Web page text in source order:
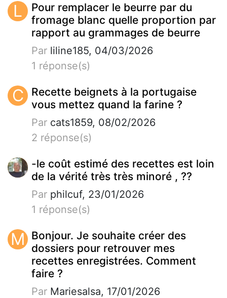
L
Pour remplacer le beurre par du
fromage blanc quelle proportion par
rapport au grammages de beurre
Par liline185, 04/03/2026
1 réponse(s)
C
Recette beignets à la portugaise
vous mettez quand la farine ?
Par cats1859, 08/02/2026
2 réponse(s)
-le coût estimé des recettes est loin
de la vérité très très minoré , ??
Par philcuf, 23/01/2026
1 réponse(s)
M Bonjour. Je souhaite créer des
dossiers pour retrouver mes
recettes enregistrées. Comment
faire ?
Par Mariesalsa, 17/01/2026